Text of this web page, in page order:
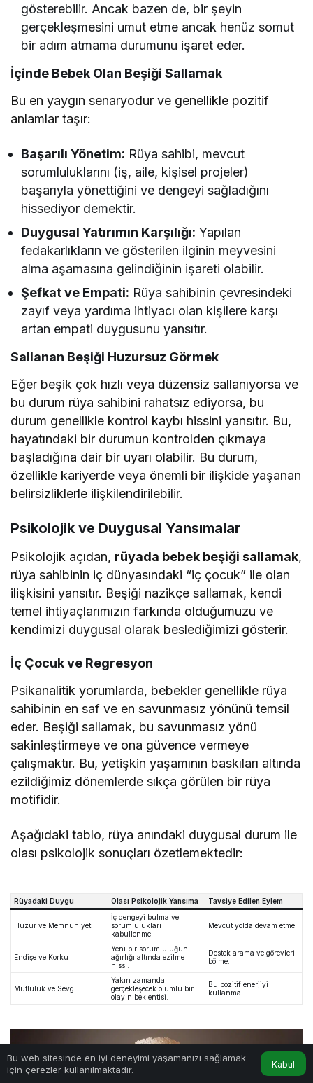
gösterebilir. Ancak bazen de, bir şeyin
gerçekleşmesini umut etme ancak henüz somut
bir adım atmama durumunu işaret eder.
İçinde Bebek Olan Beşiği Sallamak
Bu en yaygın senaryodur ve genellikle pozitif
anlamlar taşır:
Başarılı Yönetim: Rüya sahibi, mevcut
sorumluluklarını (iş, aile, kişisel projeler)
başarıyla yönettiğini ve dengeyi sağladığını
hissediyor demektir.
Duygusal Yatırımın Karşılığı: Yapılan
fedakarlıkların ve gösterilen ilginin meyvesini
alma aşamasına gelindiğinin işareti olabilir.
Şefkat ve Empati: Rüya sahibinin çevresindeki
zayıf veya yardıma ihtiyacı olan kişilere karşı
artan empati duygusunu yansıtır.
Sallanan Beşiği Huzursuz Görmek
Eğer beşik çok hızlı veya düzensiz sallanıyorsa ve
bu durum rüya sahibini rahatsız ediyorsa, bu
durum genellikle kontrol kaybı hissini yansıtır. Bu,
hayatındaki bir durumun kontrolden çıkmaya
başladığına dair bir uyarı olabilir. Bu durum,
özellikle kariyerde veya önemli bir ilişkide yaşanan
belirsizliklerle ilişkilendirilebilir.
Psikolojik ve Duygusal Yansımalar
Psikolojik açıdan, rüyada bebek beşiği sallamak,
rüya sahibinin iç dünyasındaki “iç çocuk” ile olan
ilişkisini yansıtır. Beşiği nazikçe sallamak, kendi
temel ihtiyaçlarımızın farkında olduğumuzu ve
kendimizi duygusal olarak beslediğimizi gösterir.
İç Çocuk ve Regresyon
Psikanalitik yorumlarda, bebekler genellikle rüya
sahibinin en saf ve en savunmasız yönünü temsil
eder. Beşiği sallamak, bu savunmasız yönü
sakinleştirmeye ve ona güvence vermeye
çalışmaktır. Bu, yetişkin yaşamının baskıları altında
ezildiğimiz dönemlerde sıkça görülen bir rüya
motifidir.
Aşağıdaki tablo, rüya anındaki duygusal durum ile
olası psikolojik sonuçları özetlemektedir:
Rüyadaki Duygu Olası Psikolojik Yansıma Tavsiye Edilen Eylem
Huzur ve Memnuniyet
İç dengeyi bulma ve
sorumlulukları
kabullenme.
Mevcut yolda devam etme.
Endişe ve Korku
Yeni bir sorumluluğun
ağırlığı altında ezilme
hissi.
Destek arama ve görevleri
bölme.
Mutluluk ve Sevgi
Yakın zamanda
gerçekleşecek olumlu bir
olayın beklentisi.
Bu pozitif enerjiyi
kullanma.
Bu web sitesinde en iyi deneyimi yaşamanızı sağlamak
için çerezler kullanılmaktadır.
Kabul
Anasayfa Hesabım